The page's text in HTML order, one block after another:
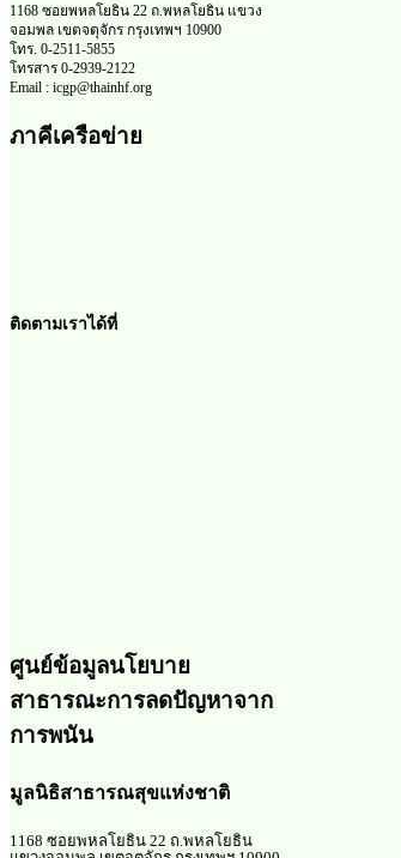
1168 ซอยพหลโยธิน 22 ถ.พหลโยธิน แขวง
จอมพล เขตจตุจักร กรุงเทพฯ 10900
โทร. 0-2511-5855
โทรสาร 0-2939-2122
Email : icgp@thainhf.org
ภาคีเครือข่าย
ติดตามเราได้ที่
ศูนย์ข้อมูลนโยบาย
สาธารณะการลดปัญหาจาก
การพนัน
มูลนิธิสาธารณสุขแห่งชาติ
1168 ซอยพหลโยธิน 22 ถ.พหลโยธิน